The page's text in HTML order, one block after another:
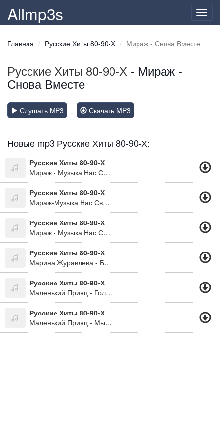
Allmp3s
Главная Русские Хиты 80-90-Х Мираж - Снова Вместе
Русские Хиты 80-90-Х - Мираж -
Снова Вместе
Слушать MP3 Скачать MP3
Новые mp3 Русские Хиты 80-90-Х:
Русские Хиты 80-90-Х
Мираж - Музыка Нас Связала (Ремикс)
Русские Хиты 80-90-Х
Мираж-Музыка Нас Связала
Русские Хиты 80-90-Х
Мираж - Музыка Нас Связала
Русские Хиты 80-90-Х
Марина Журавлева - Белая Черемуха
Русские Хиты 80-90-Х
Маленький Принц - Голос В Ночи
Русские Хиты 80-90-Х
Маленький Принц - Мы Встретимся Снова